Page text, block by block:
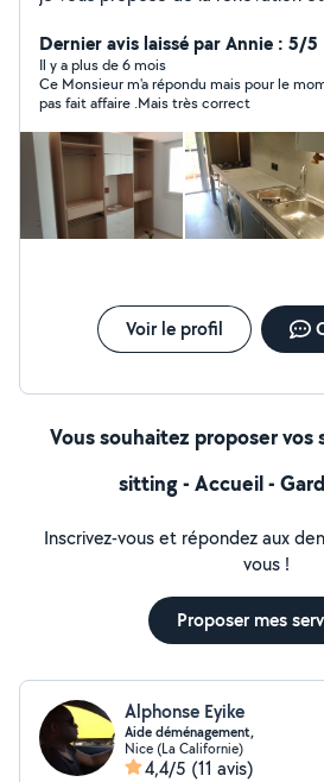
Dernier avis laissé par Annie : 5/5
Il y a plus de 6 mois
Ce Monsieur m'a répondu mais pour le
pas fait affaire .Mais très correct
Voir le profil
Vous souhaitez proposer vos
sitting - Accueil -
Inscrivez-vous et répondez aux
vous !
Proposer mes
Alphonse Eyike
Aide déménagement,
Nice (La Californie)
4,4/5 (11 avis)